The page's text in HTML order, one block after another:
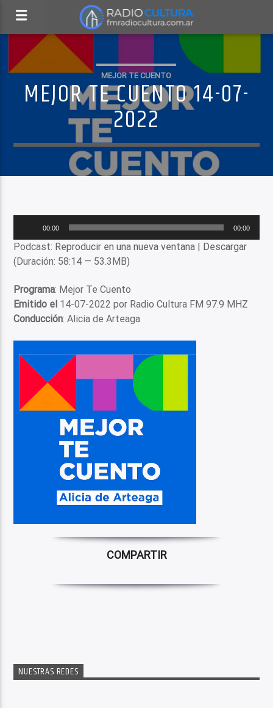
MEJOR TE CUENTO
MEJOR TE CUENTO 14-07-
2022
audio
00:00 00:00
Podcast: Reproducir en una nueva ventana | Descargar
(Duración: 58:14 — 53.3MB)
Programa: Mejor Te Cuento
Emitido el 14-07-2022 por Radio Cultura FM 97.9 MHZ
Conducción: Alicia de Arteaga
COMPARTIR
NUESTRAS REDES